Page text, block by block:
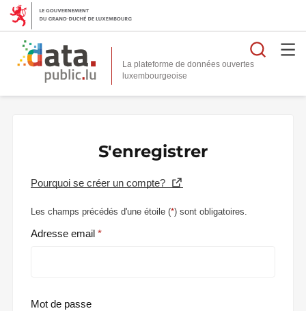
La plateforme de données ouvertes
S'enregistrer
Pourquoi se créer un compte?
Les champs précédés d'une étoile (*) sont obligatoires.
Adresse email
Mot de passe